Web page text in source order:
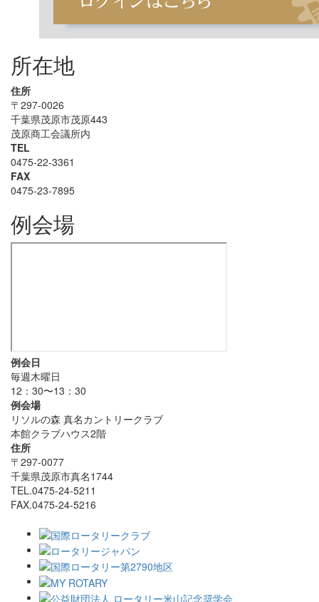
所在地
住所
〒297-0026
千葉県茂原市茂原443
茂原商工会議所内
TEL
0475-22-3361
FAX
0475-23-7895
例会場
例会日
毎週木曜日
12：30〜13：30
例会場
リソルの森 真名カントリークラブ
本館クラブハウス2階
住所
〒297-0077
千葉県茂原市真名1744
TEL.0475-24-5211
FAX.0475-24-5216